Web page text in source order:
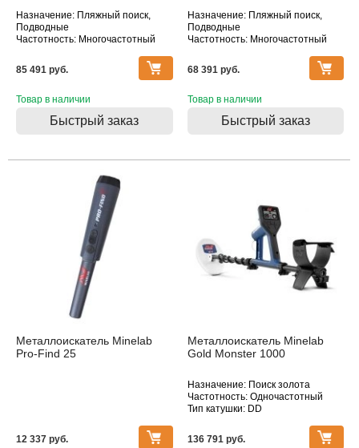
Назначение: Пляжный поиск,
Подводные
Частотность: Многочастотный
Водонепроницаемость: Катушка
85 491 pуб.
Товар в наличии
Быстрый заказ
Назначение: Пляжный поиск,
Подводные
Частотность: Многочастотный
Водонепроницаемость: Катушка
68 391 pуб.
Товар в наличии
Быстрый заказ
Металлоискатель Minelab
Pro-Find 25
12 337 pуб.
Металлоискатель Minelab
Gold Monster 1000
Назначение: Поиск золота
Частотность: Одночастотный
Тип катушки: DD
136 791 pуб.